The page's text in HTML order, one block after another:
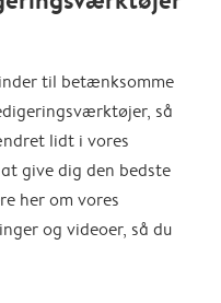
til betænksomme
så
lidt i vores
give dig den bedste
her om vores
og videoer, så du